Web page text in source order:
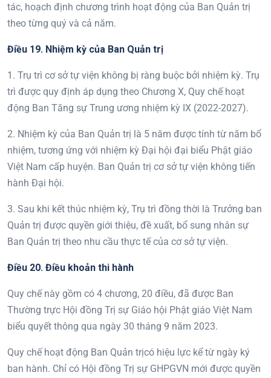
tác, hoạch định chương trình hoạt động của Ban Quản trị
theo từng quý và cả năm.
Điều 19. Nhiệm kỳ của Ban Quản trị
1. Trụ trì cơ sở tự viện không bị ràng buộc bởi nhiệm kỳ. Trụ
trì được quy định áp dụng theo Chương X, Quy chế hoạt
động Ban Tăng sự Trung ương nhiệm kỳ IX (2022-2027).
2. Nhiệm kỳ của Ban Quản trị là 5 năm được tính từ năm bổ
nhiệm, tương ứng với nhiệm kỳ Đại hội đại biểu Phật giáo
Việt Nam cấp huyện. Ban Quản trị cơ sở tự viện không tiến
hành Đại hội.
3. Sau khi kết thúc nhiệm kỳ, Trụ trì đồng thời là Trưởng ban
Quản trị được quyền giới thiệu, đề xuất, bổ sung nhân sự
Ban Quản trị theo nhu cầu thực tế của cơ sở tự viện.
Điều 20. Điều khoản thi hành
Quy chế này gồm có 4 chương, 20 điều, đã được Ban
Thường trực Hội đồng Trị sự Giáo hội Phật giáo Việt Nam
biểu quyết thông qua ngày 30 tháng 9 năm 2023.
Quy chế hoạt động Ban Quản trịcó hiệu lực kể từ ngày ký
ban hành. Chỉ có Hội đồng Trị sự GHPGVN mới được quyền